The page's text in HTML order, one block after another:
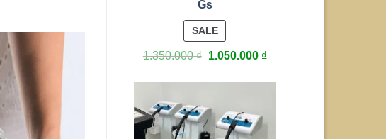
Gs
SALEPRODUCT
ON
SALE
1.350.000₫ 1.050.000 ₫